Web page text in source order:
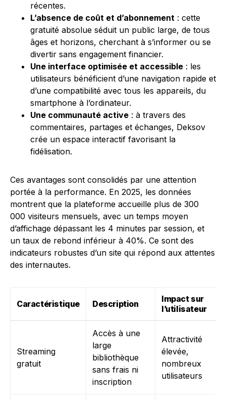
récentes.
L’absence de coût et d’abonnement : cette
gratuité absolue séduit un public large, de tous
âges et horizons, cherchant à s’informer ou se
divertir sans engagement financier.
Une interface optimisée et accessible : les
utilisateurs bénéficient d’une navigation rapide et
d’une compatibilité avec tous les appareils, du
smartphone à l’ordinateur.
Une communauté active : à travers des
commentaires, partages et échanges, Deksov
crée un espace interactif favorisant la
fidélisation.
Ces avantages sont consolidés par une attention
portée à la performance. En 2025, les données
montrent que la plateforme accueille plus de 300
000 visiteurs mensuels, avec un temps moyen
d’affichage dépassant les 4 minutes par session, et
un taux de rebond inférieur à 40%. Ce sont des
indicateurs robustes d’un site qui répond aux attentes
des internautes.
Caractéristique Description
Impact sur
l’utilisateur
Streaming
gratuit
Accès à une
large
bibliothèque
sans frais ni
inscription
Attractivité
élevée,
nombreux
utilisateurs